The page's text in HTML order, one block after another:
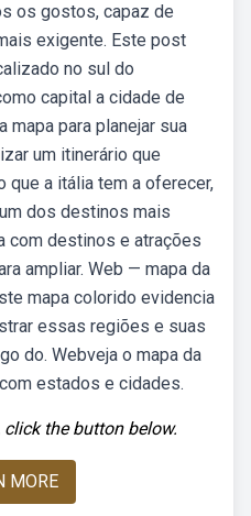
os gostos, capaz de
exigente. Este post
no sul do
capital a cidade de
mapa para planejar sua
um itinerário que
que a itália tem a oferecer,
dos destinos mais
com destinos e atrações
ampliar. Web — mapa da
mapa colorido evidencia
essas regiões e suas
do. Webveja o mapa da
estados e cidades.
the button below.
MORE